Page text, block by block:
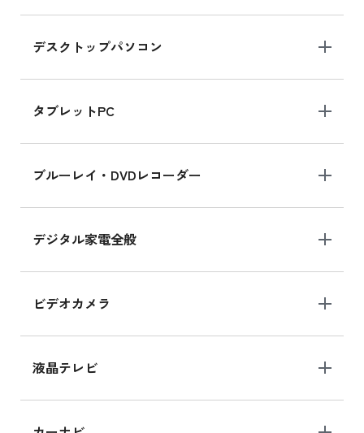
デスクトップパソコン
タブレットPC
ブルーレイ・DVDレコーダー
デジタル家電全般
ビデオカメラ
液晶テレビ
iPad mini シリーズ 2024
iPad mini 8.3インチ の新品買取価格
iPhone 16 シリーズ
iPhone 16 の新品買取価格
iPad Air 11インチ シリーズ
iPad Air 11インチ の新品買取価格
iPhone 15 128GB シリーズ
iPhone 15 128GB の新品買取価格